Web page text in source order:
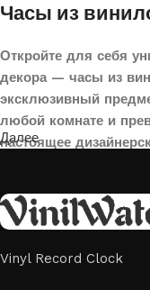
Часы из
Откройте для себя
декора — часы из
эксклюзивный
любой комнате и
настоящее
аксессуар идеально
офиса или даже для
творческого
Далее
Vinyl Record Clock